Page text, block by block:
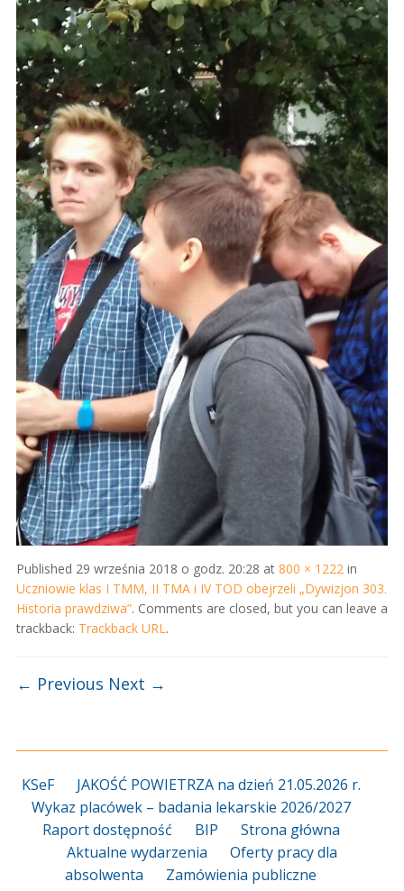
Published 29 września 2018 o godz. 20:28 at 800 × 1222in
Uczniowie klas I TMM, II TMA i IV TOD obejrzeli „Dywizjon 303.
Historia prawdziwa”. Comments are closed, but you can leave a
trackback: Trackback URL.
← Previous Next →
KSeF
JAKOŚĆ POWIETRZA na dzień 21.05.2026 r.
Wykaz placówek – badania lekarskie 2026/2027
Raport dostępność
BIP
Strona główna
Aktualne wydarzenia
Oferty pracy dla
absolwenta
Zamówienia publiczne